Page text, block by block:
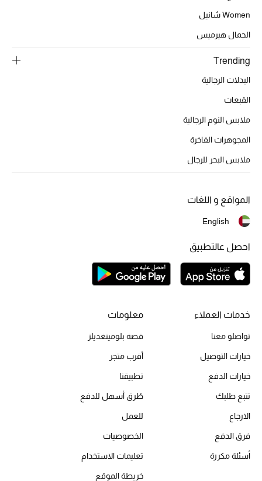
أحذية النسائية
تشكيلة الأحذية
أحذية للأطفال
أحذية مختارة
تسوقوا الأحذية
الجمال
جميع مستحضرات الجمال
الجديد في عالم الجمال
العطور
مكتشف العطور
Women شانيل
الجمال هيرميس
Trending
البدلات الرجالية
القبعات
ملابس النوم الرجالية
المجوهرات الفاخرة
ملابس البحر للرجال
خدمات العملاء
تواصلو معنا
خيارات التوصيل
خيارات الدفع
تتبع طلبك
الارجاع
فرق الدفع
أسئلة مكررة
معلومات
قصة بلومينغديلز
أقرب متجر
تطبيقنا
طُرق أسهل للدفع
للعمل
الخصوصيات
تعليمات الاستخدام
خريطة الموقع
المواقع و اللغات
English
احصل عالتطبيق